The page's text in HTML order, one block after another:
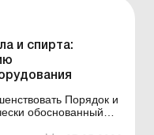
и спирта:
Порядок и
обоснованный